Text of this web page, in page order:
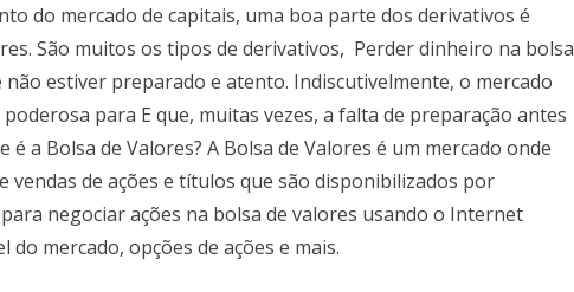
do mercado de capitais, uma boa parte dos derivativos é
São muitos os tipos de derivativos, Perder dinheiro na bolsa
não estiver preparado e atento. Indiscutivelmente, o mercado
para E que, muitas vezes, a falta de preparação antes
a Bolsa de Valores? A Bolsa de Valores é um mercado onde
vendas de ações e títulos que são disponibilizados por
negociar ações na bolsa de valores usando o Internet
mercado, opções de ações e mais.